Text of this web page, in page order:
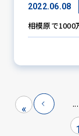
2022.06.08
相模原で
« ...
1